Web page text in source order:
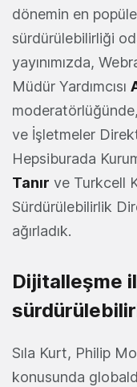
dönemin en
sürdürülebilirliği
yayınımızda,
Müdür Yardımcısı
ve İşletmeler
Hepsiburada
Tanır ve Turkcell
Sürdürülebilirlik
ağırladık.
Dijitalleşme
Sıla Kurt, Philip
konusunda